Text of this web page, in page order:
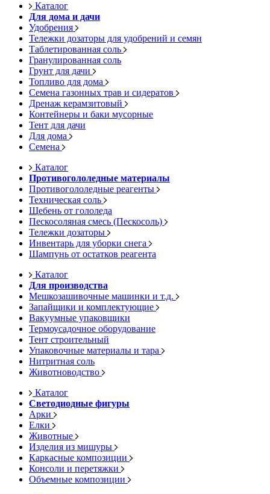
Каталог
Для дома и дачи
Удобрения
Тележки дозаторы для удобрений и семян
Таблетированная соль
Гранулированная соль
Грунт для дачи
Топливо для дома
Семена газонных трав и сидератов
Дренаж керамзитовый
Контейнеры и баки мусорные
Тент для дачи
Для дома
Семена
Каталог
Противогололедные материалы
Противогололедные реагенты
Техническая соль
Щебень от гололеда
Пескосоляная смесь (Пескосоль)
Тележки дозаторы
Инвентарь для уборки снега
Шампунь от остатков реагента
Каталог
Для производства
Мешкозашивочные машинки и т.д.
Запайщики и комплектующие
Вакуумные упаковщики
Термоусадочное оборудование
Тент строительный
Упаковочные материалы и тара
Нитритная соль
Животноводство
Каталог
Светодиодные фигуры
Арки
Елки
Животные
Изделия из мишуры
Каркасные композиции
Консоли и перетяжки
Объемные композиции